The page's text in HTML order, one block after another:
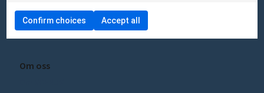
sceeus@ui.se
Om oss
Confirm choices Accept all